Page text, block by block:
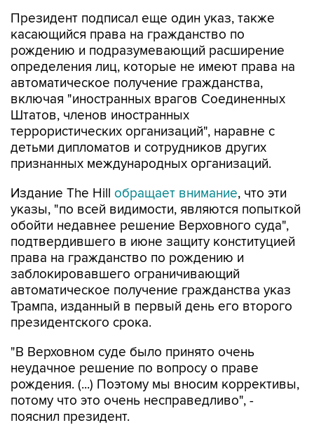
Президент подписал еще один указ, также
касающийся права на гражданство по
рождению и подразумевающий расширение
определения лиц, которые не имеют права на
автоматическое получение гражданства,
включая "иностранных врагов Соединенных
Штатов, членов иностранных
террористических организаций", наравне с
детьми дипломатов и сотрудников других
признанных международных организаций.
Издание The Hill обращает внимание, что эти
указы, "по всей видимости, являются попыткой
обойти недавнее решение Верховного суда",
подтвердившего в июне защиту конституцией
права на гражданство по рождению и
заблокировавшего ограничивающий
автоматическое получение гражданства указ
Трампа, изданный в первый день его второго
президентского срока.
"В Верховном суде было принято очень
неудачное решение по вопросу о праве
рождения. (...) Поэтому мы вносим коррективы,
потому что это очень несправедливо", -
пояснил президент.